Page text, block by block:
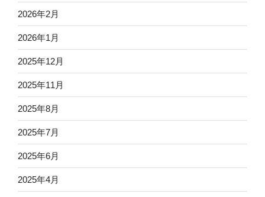
2026年2月
2026年1月
2025年12月
2025年11月
2025年8月
2025年7月
2025年6月
2025年4月